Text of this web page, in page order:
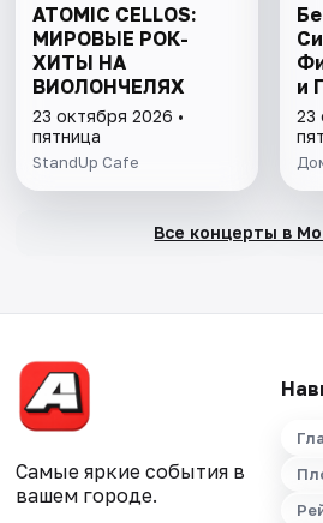
ATOMIC CELLOS:
МИРОВЫЕ РОК-
ХИТЫ НА
ВИОЛОНЧЕЛЯХ
23 октября 2026 •
пятница
StandUp Cafe
и
23
Все концерты в
Самые яркие события в
вашем городе.